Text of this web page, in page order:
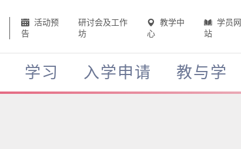
活动预
告
研讨会及工作
坊
教学中
心
学员网
站
学习 入学申请 教与学